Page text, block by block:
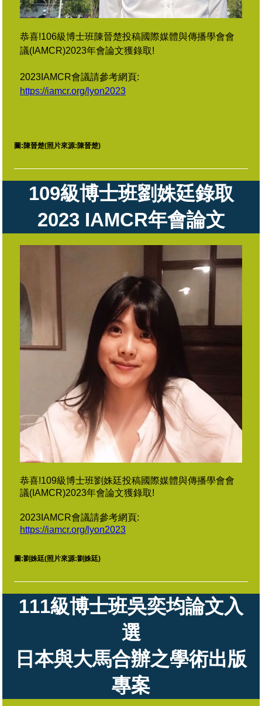
恭喜!106級博士班陳晉楚投稿國際媒體與傳播學會會
議(IAMCR)2023年會論文獲錄取!
2023IAMCR會議請參考網頁:
https://iamcr.org/lyon2023
圖:陳晉楚(照片來源: 陳晉楚)
109級博士班劉姝廷錄取
2023 IAMCR年會論文
恭喜!109級博士班劉姝廷投稿國際媒體與傳播學會會
議(IAMCR)2023年會論文獲錄取!
2023IAMCR會議請參考網頁:
https://iamcr.org/lyon2023
圖:劉姝廷(照片來源:劉姝廷)
111級博士班吳奕均論文入
選
日本與大馬合辦之學術出版
專案